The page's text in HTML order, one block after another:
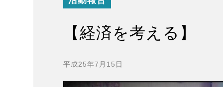
【経済を考える】
平成25年7月15日